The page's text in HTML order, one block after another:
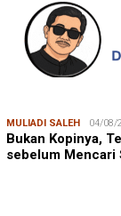
MULIADI SALEH 04/08/
Bukan Kopinya,
sebelum Mencari